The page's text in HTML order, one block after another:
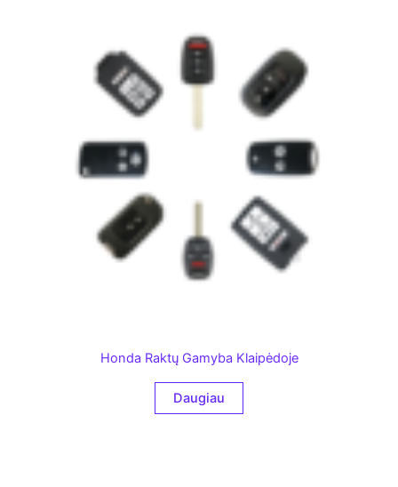
Honda Raktų Gamyba Klaipėdoje
Daugiau